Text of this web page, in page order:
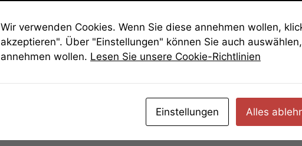
Wir verwenden Cookies. Wenn Sie diese annehmen wollen,
akzeptieren". Über "Einstellungen" können Sie auch
annehmen wollen. Lesen Sie unsere Cookie-Richtlinien
Einstellungen Alles